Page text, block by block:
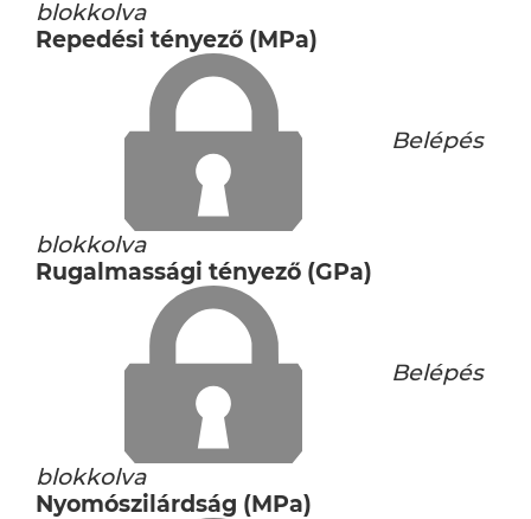
blokkolva
Repedési tényező (MPa)
Belépés
blokkolva
Rugalmassági tényező (GPa)
Belépés
blokkolva
Nyomószilárdság (MPa)